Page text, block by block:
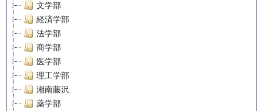
文学部
経済学部
法学部
商学部
医学部
理工学部
湘南藤沢
薬学部